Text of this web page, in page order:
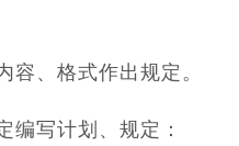
容、格式作出规定。
编写计划、规定：